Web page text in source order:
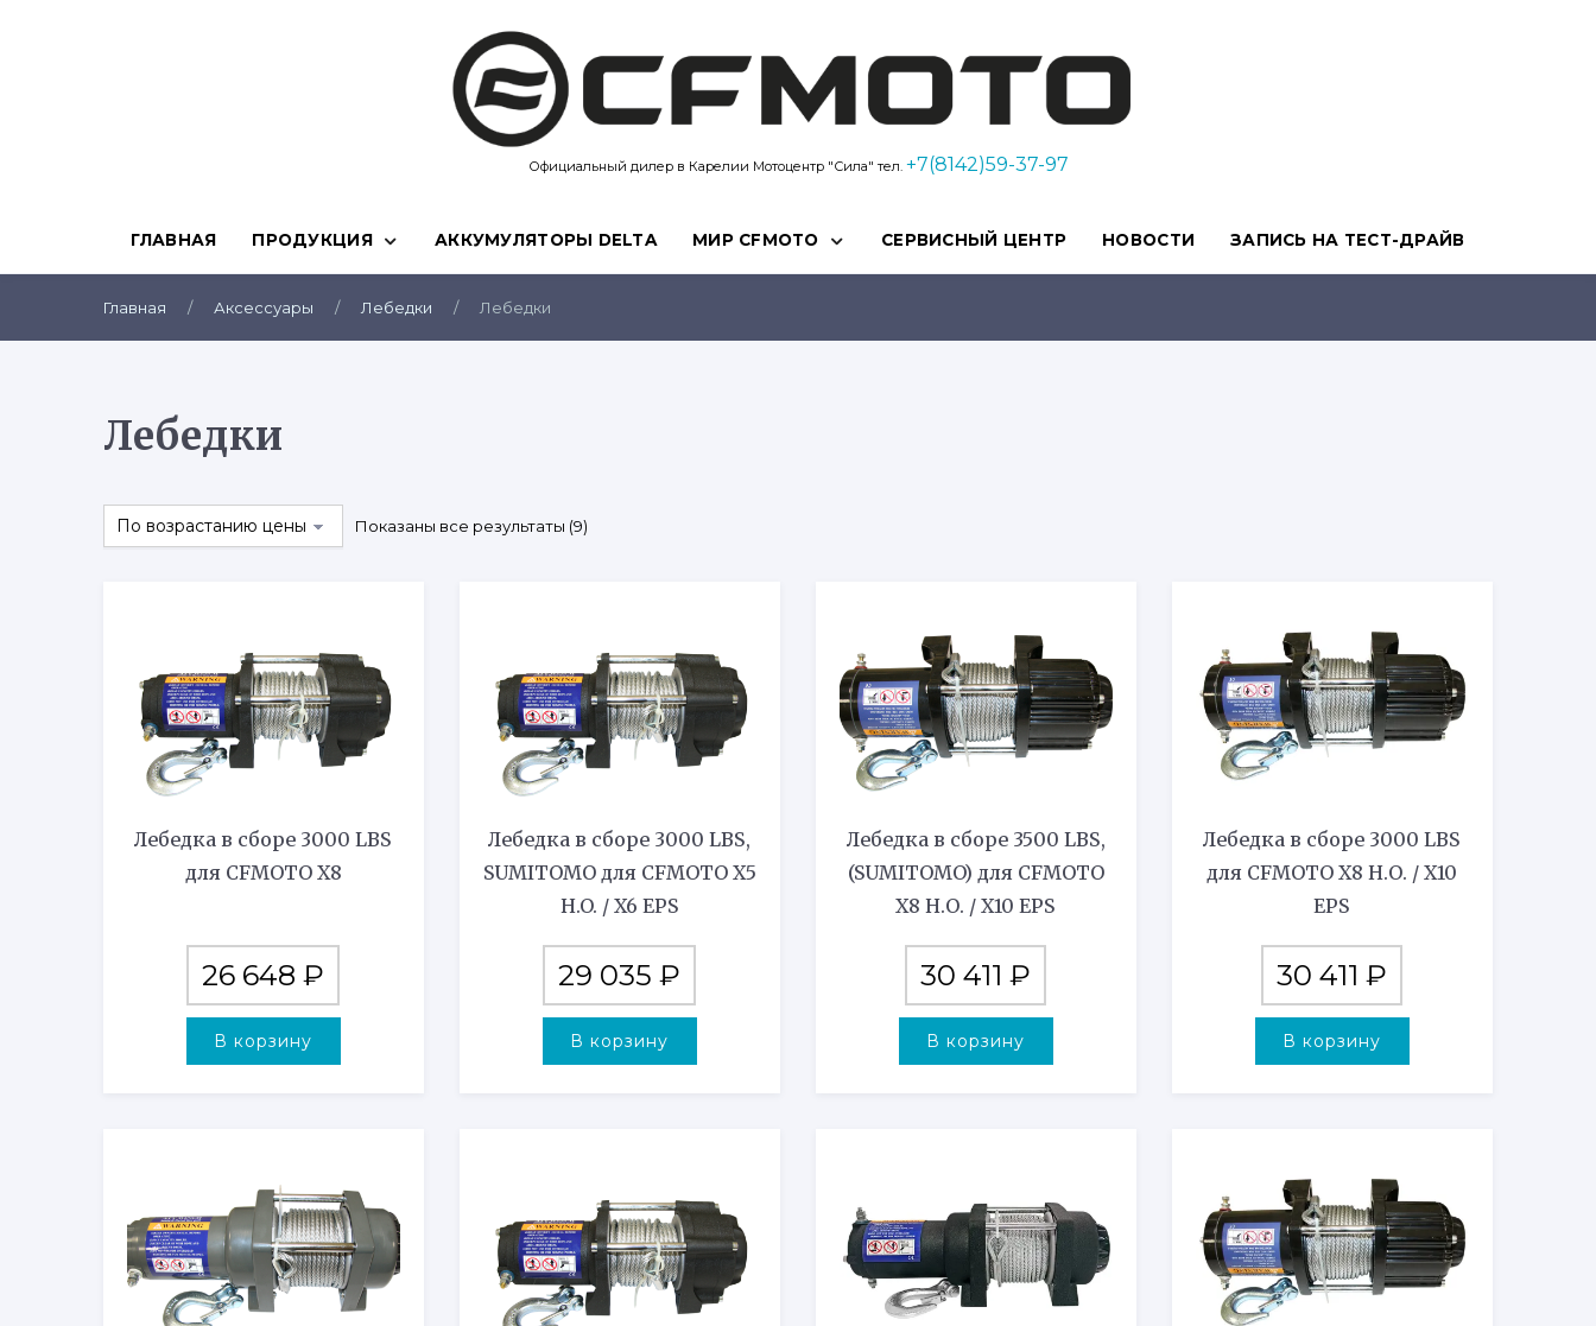
Kvadro10
Официальный дилер в Карелии Мотоцентр "Сила" тел. +7(8142)59-37-97
ГЛАВНАЯ ПРОДУКЦИЯ АККУМУЛЯТОРЫ DELTA МИР CFMOTO СЕРВИСНЫЙ ЦЕНТР НОВОСТИ ЗАПИСЬ НА ТЕСТ-ДРАЙВ
Главная / Аксессуары / Лебедки / Лебедки
Лебедки
Показаны все результаты (9)
Лебедка в сборе 3000 LBS
для CFMOTO X8
26 648₽
В корзину
Лебедка в сборе 3000 LBS,
SUMITOMO для CFMOTO X5
H.O. / X6 EPS
29 035₽
В корзину
Лебедка в сборе 3500 LBS,
(SUMITOMO) для CFMOTO
X8 Н.О. / X10 EPS
30 411₽
В корзину
Лебедка в сборе 3000 LBS
для CFMOTO X8 Н.О. / X10
EPS
30 411₽
В корзину